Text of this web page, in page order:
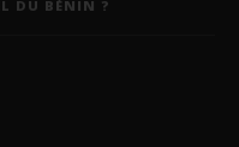
DU BÉNIN ?